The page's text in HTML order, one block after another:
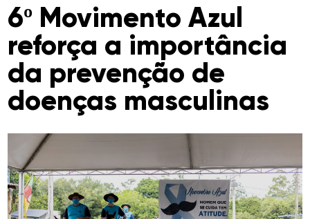
6º Movimento Azul
reforça a importância
da prevenção de
doenças masculinas